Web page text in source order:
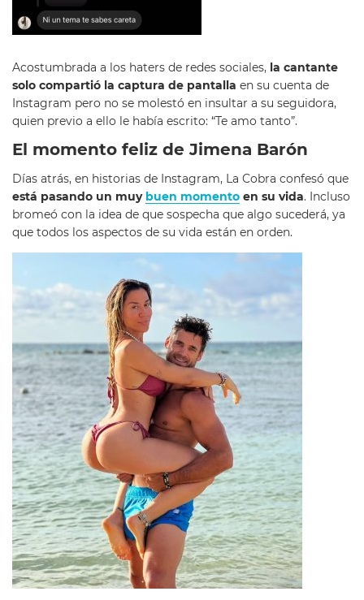
Acostumbrada a los haters de redes sociales, la cantante
solo compartió la captura de pantalla en su cuenta de
Instagram pero no se molestó en insultar a su seguidora,
quien previo a ello le había escrito: “Te amo tanto”.
El momento feliz de Jimena Barón
Días atrás, en historias de Instagram, La Cobra confesó que
está pasando un muy buen momento en su vida. Incluso
bromeó con la idea de que sospecha que algo sucederá, ya
que todos los aspectos de su vida están en orden.